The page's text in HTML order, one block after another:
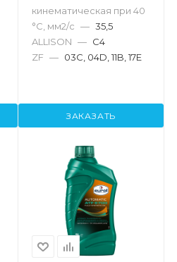
кинематическая при 40
°С, мм2/с — 35,5
ALLISON — C4
ZF — 03C, 04D, 11B, 17E
ЗАКАЗАТЬ